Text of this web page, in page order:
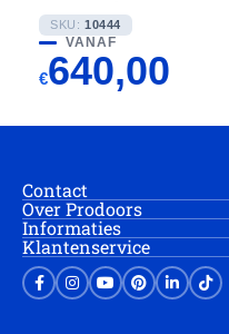
SKU: 10444
VANAF
€640,00
Contact
Over Prodoors
Informaties
Klantenservice